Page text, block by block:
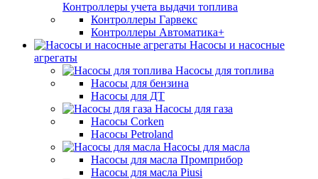
Контроллеры учета выдачи топлива
Контроллеры Гарвекс
Контроллеры Автоматика+
Насосы и насосные
агрегаты
Насосы для топлива
Насосы для бензина
Насосы для ДТ
Насосы для газа
Насосы Corken
Насосы Petroland
Насосы для масла
Насосы для масла Промприбор
Насосы для масла Piusi